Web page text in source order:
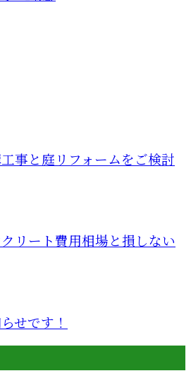
事と庭リフォームをご検討
リート費用相場と損しない
せです！